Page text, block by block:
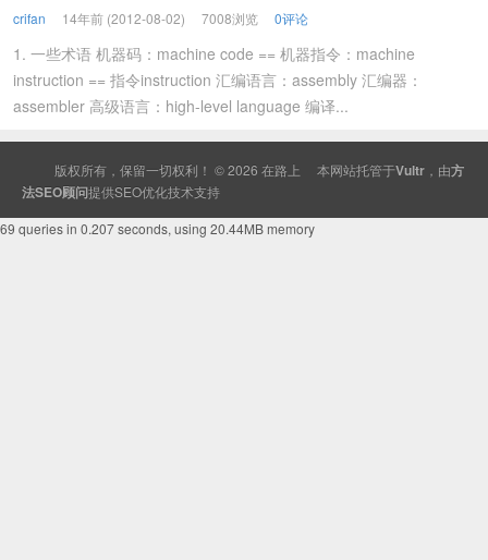
crifan 14年前 (2012-08-02) 7008浏览 0评论
1. 一些术语 机器码：machine code == 机器指令：machine
instruction == 指令instruction 汇编语言：assembly 汇编器：
assembler 高级语言：high-level language 编译...
版权所有，保留一切权利！ © 2026 在路上 本网站托管于Vultr ，由方
法SEO顾问提供SEO优化技术支持
69 queries in 0.207 seconds, using 20.44MB memory